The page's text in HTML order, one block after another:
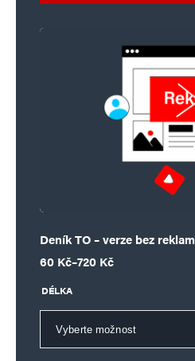
Deník TO – verze bez reklam
60 Kč–720 Kč
Rozpětí cen: 60 Kč až 720 Kč
DÉLKA